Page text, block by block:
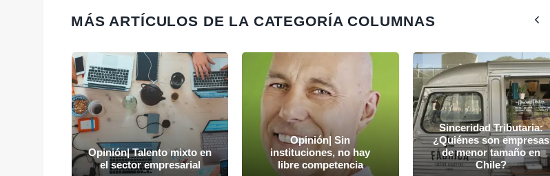
MÁS ARTÍCULOS DE LA CATEGORÍA COLUMNAS
Opinión| Talento mixto en
el sector empresarial
Opinión| Sin
instituciones, no hay
libre competencia
Sinceridad Tributaria:
¿Quiénes son empresas
de menor tamaño en
Chile?